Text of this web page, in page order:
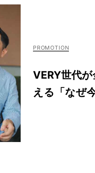
VERY世代
える「なぜ